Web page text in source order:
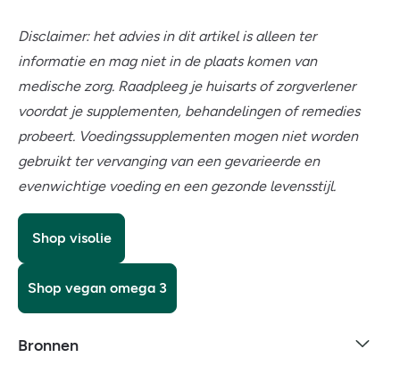
Disclaimer: het advies in dit artikel is alleen ter
informatie en mag niet in de plaats komen van
medische zorg. Raadpleeg je huisarts of zorgverlener
voordat je supplementen, behandelingen of remedies
probeert. Voedingssupplementen mogen niet worden
gebruikt ter vervanging van een gevarieerde en
evenwichtige voeding en een gezonde levensstijl.
Shop visolie
Shop vegan omega 3
Bronnen